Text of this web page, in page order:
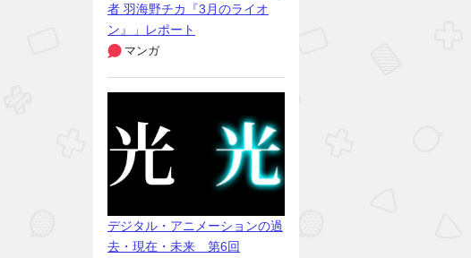
者 羽海野チカ『3月のライオ
ン』」レポート
マンガ
デジタル・アニメーションの過
去・現在・未来 第6回